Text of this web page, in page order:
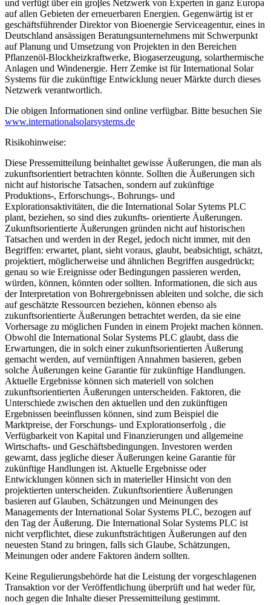
und verfügt über ein groβes Netzwerk von Experten in ganz Europa
auf allen Gebieten der erneuerbaren Energien. Gegenwärtig ist er
geschäftsführender Direktor von Bioenergie Serviceagentur, eines in
Deutschland ansässigen Beratungsunternehmens mit Schwerpunkt
auf Planung und Umsetzung von Projekten in den Bereichen
Pflanzenöl-Blockheizkraftwerke, Biogaserzeugung, solarthermische
Anlagen und Windenergie. Herr Zemke ist für International Solar
Systems für die zukünftige Entwicklung neuer Märkte durch dieses
Netzwerk verantwortlich.
Die obigen Informationen sind online verfügbar. Bitte besuchen Sie
www.internationalsolarsystems.de
Risikohinweise:
Diese Pressemitteilung beinhaltet gewisse Äußerungen, die man als
zukunftsorientiert betrachten könnte. Sollten die Äußerungen sich
nicht auf historische Tatsachen, sondern auf zukünftige
Produktions-, Erforschungs-, Bohrungs- und
Explorationsaktivitäten, die die International Solar Sytems PLC
plant, beziehen, so sind dies zukunfts- orientierte Äußerungen.
Zukunftsorientierte Äußerungen gründen nicht auf historischen
Tatsachen und werden in der Regel, jedoch nicht immer, mit den
Begriffen: erwartet, plant, sieht voraus, glaubt, beabsichtigt, schätzt,
projektiert, möglicherweise und ähnlichen Begriffen ausgedrückt;
genau so wie Ereignisse oder Bedingungen passieren werden,
würden, können, könnten oder sollten. Informationen, die sich aus
der Interpretation von Bohrergebnissen ableiten und solche, die sich
auf geschätzte Ressourcen beziehen, können ebenso als
zukunftsorientierte Äußerungen betrachtet werden, da sie eine
Vorhersage zu möglichen Funden in einem Projekt machen können.
Obwohl die International Solar Systems PLC glaubt, dass die
Erwartungen, die in solch einer zukunftsorientierten Äußerung
gemacht werden, auf vernünftigen Annahmen basieren, geben
solche Äußerungen keine Garantie für zukünftige Handlungen.
Aktuelle Ergebnisse können sich materiell von solchen
zukunftsorientierten Äußerungen unterscheiden. Faktoren, die
Unterschiede zwischen den aktuellen und den zukünftigen
Ergebnissen beeinflussen können, sind zum Beispiel die
Marktpreise, der Forschungs- und Explorationserfolg , die
Verfügbarkeit von Kapital und Finanzierungen und allgemeine
Wirtschafts- und Geschäftsbedingungen. Investoren werden
gewarnt, dass jegliche dieser Äußerungen keine Garantie für
zukünftige Handlungen ist. Aktuelle Ergebnisse oder
Entwicklungen können sich in materieller Hinsicht von den
projektierten unterscheiden. Zukunftsorientiere Äußerungen
basieren auf Glauben, Schätzungen und Meinungen des
Managements der International Solar Systems PLC, bezogen auf
den Tag der Äußerung. Die International Solar Systems PLC ist
nicht verpflichtet, diese zukunftsträchtigen Äußerungen auf den
neuesten Stand zu bringen, falls sich Glaube, Schätzungen,
Meinungen oder andere Faktoren ändern sollten.
Keine Regulierungsbehörde hat die Leistung der vorgeschlagenen
Transaktion vor der Veröffentlichung überprüft und hat weder für,
noch gegen die Inhalte dieser Pressemitteilung gestimmt.